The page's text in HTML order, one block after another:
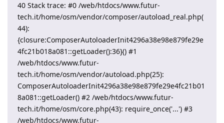
40 Stack trace: #0 /web/htdocs/www.futur-
tech.it/home/osm/vendor/composer/autoload_real.php(
44):
{closure:ComposerAutoloaderInit4296a38e98e879fe29e
4fc21b018a081::getLoader():36}() #1
/web/htdocs/www.futur-
tech.it/home/osm/vendor/autoload.php(25):
ComposerAutoloaderInit4296a38e98e879fe29e4fc21b01
8a081::getLoader() #2 /web/htdocs/www.futur-
tech.it/home/osm/core.php(43): require_once('...') #3
/web/htdocs/www.futur-